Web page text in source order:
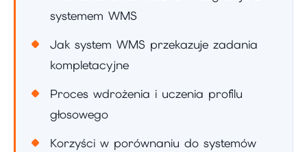
systemem WMS
Jak system WMS przekazuje zadania
kompletacyjne
Proces wdrożenia i uczenia profilu
głosowego
Korzyści w porównaniu do systemów